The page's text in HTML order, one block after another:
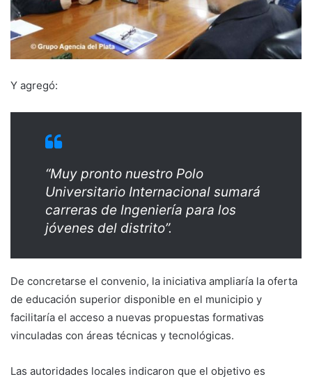
Y agregó:
“Muy pronto nuestro Polo
Universitario Internacional sumará
carreras de Ingeniería para los
jóvenes del distrito”.
De concretarse el convenio, la iniciativa ampliaría la oferta
de educación superior disponible en el municipio y
facilitaría el acceso a nuevas propuestas formativas
vinculadas con áreas técnicas y tecnológicas.
Las autoridades locales indicaron que el objetivo es